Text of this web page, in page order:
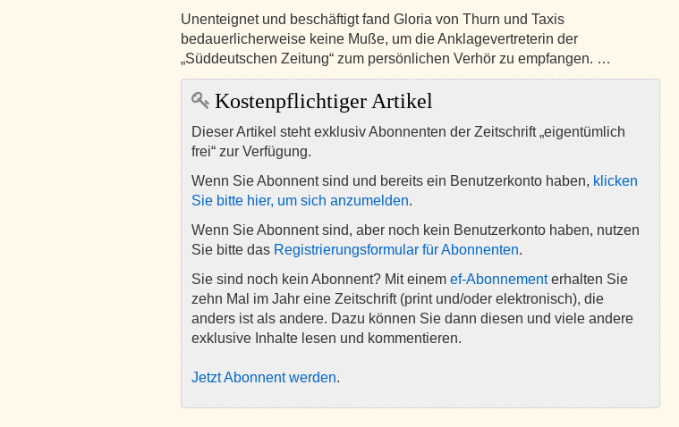
Unenteignet und beschäftigt fand Gloria von Thurn und Taxis
bedauerlicherweise keine Muße, um die Anklagevertreterin der
„Süddeutschen Zeitung“ zum persönlichen Verhör zu empfangen. …
Kostenpflichtiger Artikel
Dieser Artikel steht exklusiv Abonnenten der Zeitschrift „eigentümlich
frei“ zur Verfügung.
Wenn Sie Abonnent sind und bereits ein Benutzerkonto haben, klicken
Sie bitte hier, um sich anzumelden.
Wenn Sie Abonnent sind, aber noch kein Benutzerkonto haben, nutzen
Sie bitte das Registrierungsformular für Abonnenten.
Sie sind noch kein Abonnent? Mit einem ef-Abonnementerhalten Sie
zehn Mal im Jahr eine Zeitschrift (print und/oder elektronisch), die
anders ist als andere. Dazu können Sie dann diesen und viele andere
exklusive Inhalte lesen und kommentieren.
Jetzt Abonnent werden.